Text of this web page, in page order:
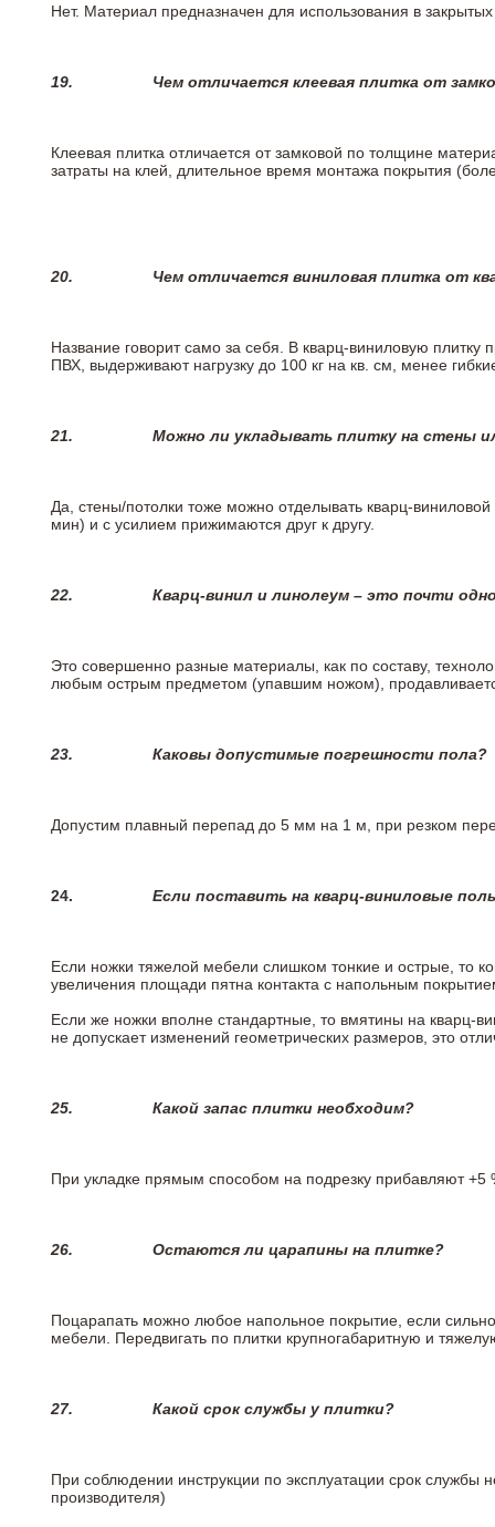
Нет. Материал предназначен для использования в
19. Чем отличается клеевая плитка от
Клеевая плитка отличается от замковой по толщине
затраты на клей, длительное время монтажа покрытия
20. Чем отличается виниловая плитка от
Название говорит само за себя. В кварц-виниловую
ПВХ, выдерживают нагрузку до 100 кг на кв. см, менее
21. Можно ли укладывать плитку на стены
Да, стены/потолки тоже можно отделывать кварц-
мин) и с усилием прижимаются друг к другу.
22. Кварц-винил и линолеум – это почти
Это совершенно разные материалы, как по составу,
любым острым предметом (упавшим ножом),
23. Каковы допустимые погрешности пола?
Допустим плавный перепад до 5 мм на 1 м, при резком
24. Если поставить на кварц-виниловые
Если ножки тяжелой мебели слишком тонкие и острые, то
увеличения площади пятна контакта с напольным
Если же ножки вполне стандартные, то вмятины на кварц-
не допускает изменений геометрических размеров, это
25. Какой запас плитки необходим?
При укладке прямым способом на подрезку прибавляют +5
26. Остаются ли царапины на плитке?
Поцарапать можно любое напольное покрытие, если
мебели. Передвигать по плитки крупногабаритную и
27. Какой срок службы у плитки?
При соблюдении инструкции по эксплуатации срок
производителя)